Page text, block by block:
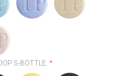
S-BOTTLE:*